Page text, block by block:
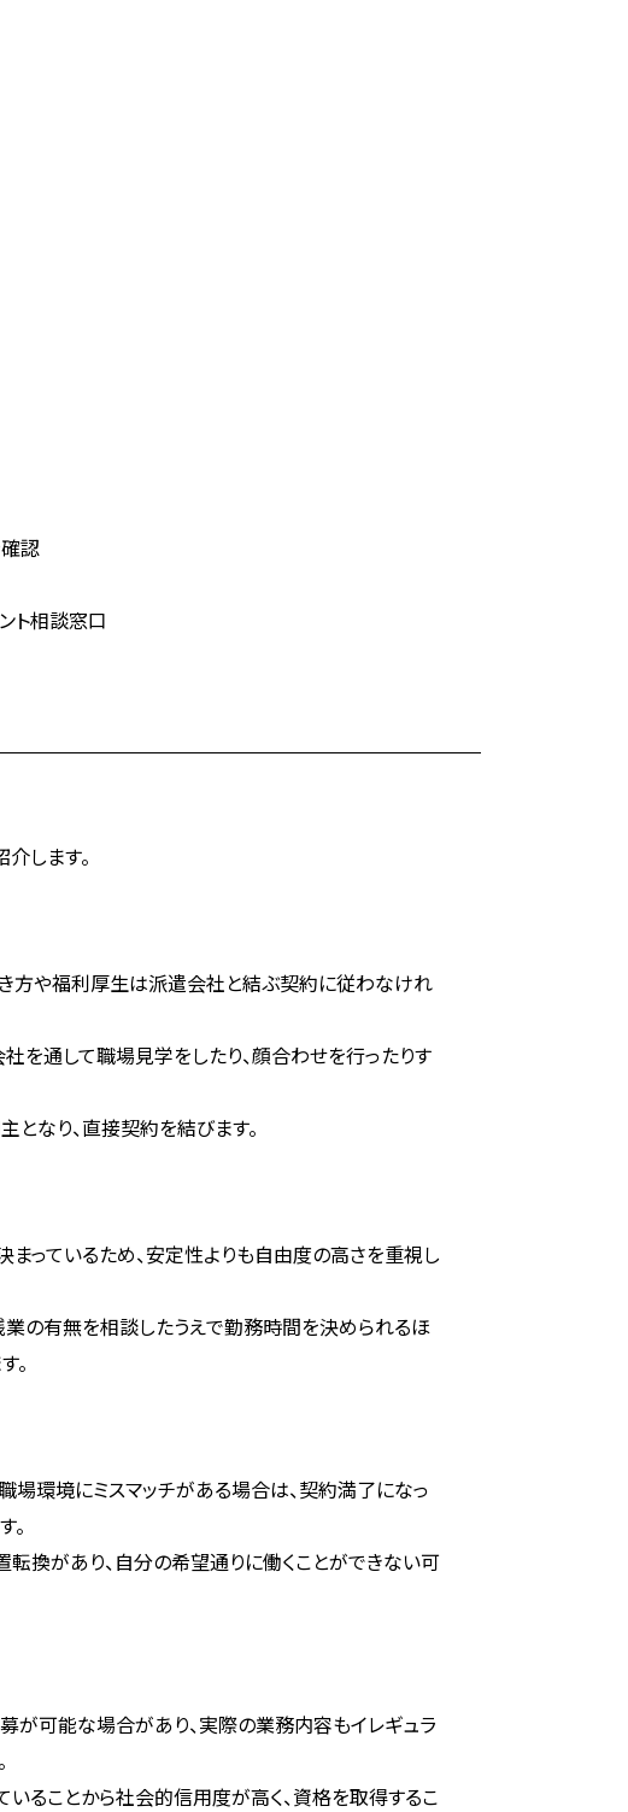
認
ト相談窓口
します。
方や福利厚生は派遣会社と結ぶ契約に従わなけれ
を通して職場見学をしたり、顔合わせを行ったりす
なり、直接契約を結びます。
っているため、安定性よりも自由度の高さを重視し
の有無を相談したうえで勤務時間を決められるほ
。
環境にミスマッチがある場合は、契約満了になっ
。
換があり、自分の希望通りに働くことができない可
可能な場合があり、実際の業務内容もイレギュラ
ることから社会的信用度が高く、資格を取得するこ